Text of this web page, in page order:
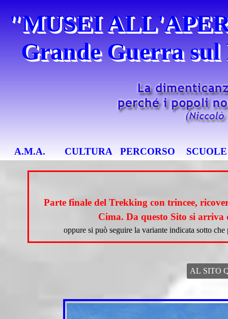
Salta menù
A.M.A. CULTURA PERCORSO SCUOLE
"MUSEI
Grande Guerra
Parte finale del Trekking con trincee,
Cima. Da questo Sito si
oppure si può seguire la variante indicata sotto
AL SITO